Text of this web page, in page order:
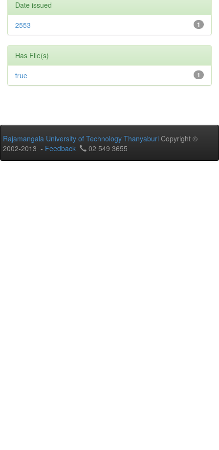
Date issued
1
2553
Has File(s)
1
true
Rajamangala University of Technology Thanyaburi Copyright ©
2002-2013 - Feedback 02 549 3655